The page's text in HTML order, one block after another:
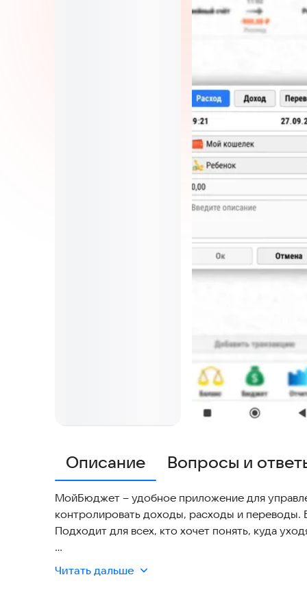
Описание Вопросы и
МойБюджет – удобное приложение для
контролировать доходы, расходы и переводы.
Подходит для всех, кто хочет понять, куда
Учет категорий и счетов:
- Создавайте и редактируйте категории
Читать дальше